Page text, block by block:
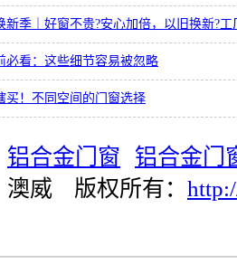
新季｜好窗不贵?安心加倍，以旧换新?工
必看：这些细节容易被忽略
买！不同空间的门窗选择
铝合金门窗
铝合金门
澳威 版权所有：